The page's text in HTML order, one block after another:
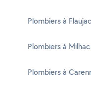
Plombiers à
Plombiers à Milhac
Plombiers à